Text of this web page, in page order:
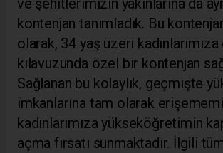
kontenjan tanımladık. Bu
olarak, 34 yaş üzeri
kılavuzunda özel bir kontenjan
Sağlanan bu kolaylık, geçmişte
imkanlarına tam olarak
kadınlarımıza yükseköğretimin
açma fırsatı sunmaktadır. İlgili